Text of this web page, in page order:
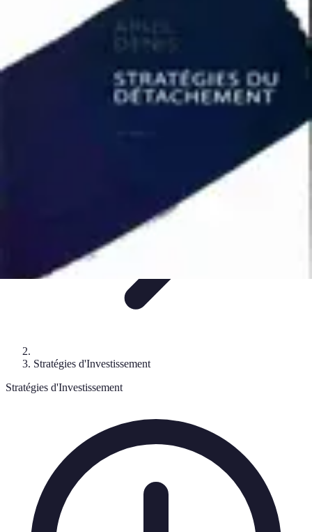
Patrimoine Optimal
Stratégies de Patrimoine
patrimoineConseils de gestion Investissements
Patrimoine Optimal
Stratégies d'Investissement
Stratégies d'Investissement